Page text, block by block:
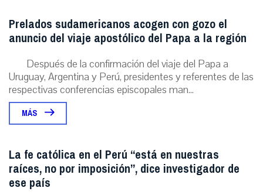
Prelados sudamericanos acogen con gozo el
anuncio del viaje apostólico del Papa a la región
Después de la confirmación del viaje del Papa a
Uruguay, Argentina y Perú, presidentes y referentes de las
respectivas conferencias episcopales man...
MÁS
La fe católica en el Perú “está en nuestras
raíces, no por imposición”, dice investigador de
ese país